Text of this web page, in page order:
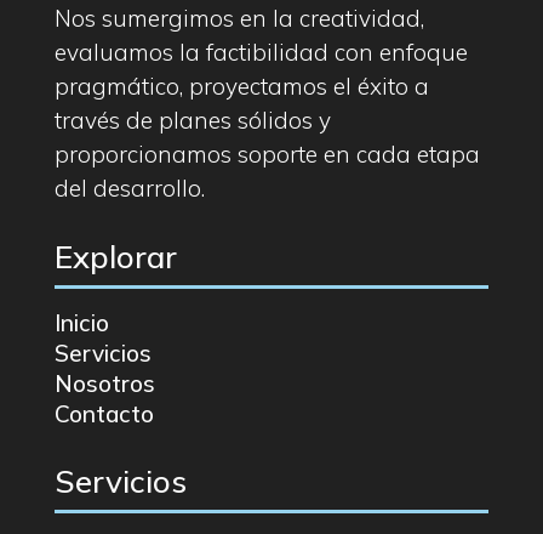
Nos sumergimos en la creatividad,
evaluamos la factibilidad con enfoque
pragmático, proyectamos el éxito a
través de planes sólidos y
proporcionamos soporte en cada etapa
del desarrollo.
Explorar
Inicio
Servicios
Nosotros
Contacto
Servicios